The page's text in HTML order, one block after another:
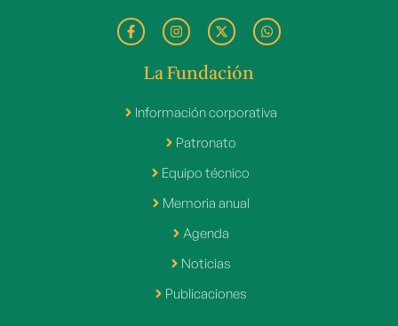
La Fundación
Información corporativa
Patronato
Equipo técnico
Memoria anual
Agenda
Noticias
Publicaciones